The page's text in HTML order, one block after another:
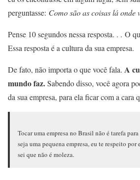
perguntasse: Como são as coisas lá onde
Pense 10 segundos nessa resposta. . . O
Essa resposta é a cultura da sua empresa.
De fato, não importa o que você fala. A
mundo faz.Sabendo disso, você agora
da sua empresa, para ela ficar com a cara
Tocar uma empresa no Brasil não é tarefa
seja uma pequena empresa, eu te respeito por
sei que não é moleza.